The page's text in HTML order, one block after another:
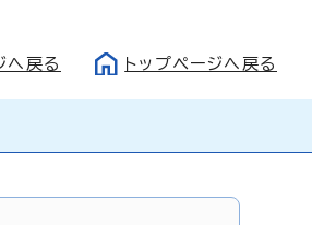
へ戻る トップページへ戻る